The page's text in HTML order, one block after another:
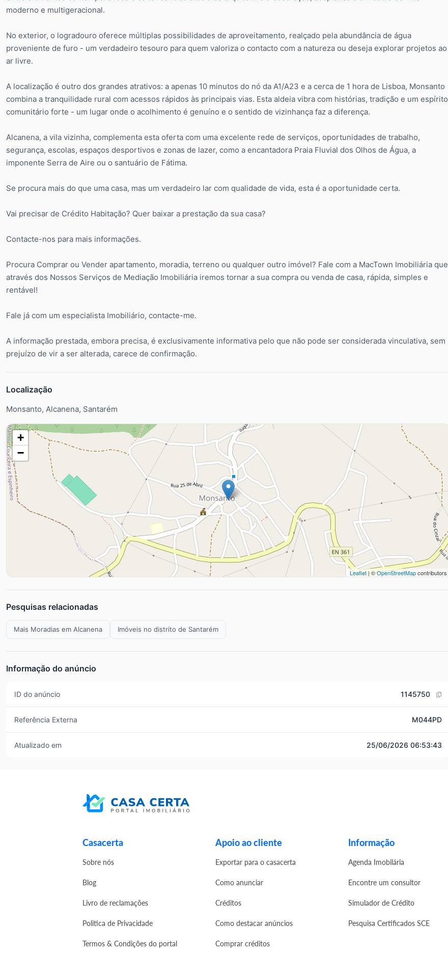
moderno e multigeracional.
No exterior, o logradouro oferece múltiplas possibilidades de aproveitamento, realçado pela abundância de água
proveniente de furo - um verdadeiro tesouro para quem valoriza o contacto com a natureza ou deseja explorar projetos ao
ar livre.
A localização é outro dos grandes atrativos: a apenas 10 minutos do nó da A1/A23 e a cerca de 1 hora de Lisboa, Monsanto
combina a tranquilidade rural com acessos rápidos às principais vias. Esta aldeia vibra com histórias, tradição e um espírito
comunitário forte - um lugar onde o acolhimento é genuíno e o sentido de vizinhança faz a diferença.
Alcanena, a vila vizinha, complementa esta oferta com uma excelente rede de serviços, oportunidades de trabalho,
segurança, escolas, espaços desportivos e zonas de lazer, como a encantadora Praia Fluvial dos Olhos de Água, a
imponente Serra de Aire ou o santuário de Fátima.
Se procura mais do que uma casa, mas um verdadeiro lar com qualidade de vida, esta é a oportunidade certa.
Vai precisar de Crédito Habitação? Quer baixar a prestação da sua casa?
Contacte-nos para mais informações.
Procura Comprar ou Vender apartamento, moradia, terreno ou qualquer outro imóvel? Fale com a MacTown Imobiliária que
através dos Nossos Serviços de Mediação Imobiliária iremos tornar a sua compra ou venda de casa, rápida, simples e
rentável!
Fale já com um especialista Imobiliário, contacte-me.
A informação prestada, embora precisa, é exclusivamente informativa pelo que não pode ser considerada vinculativa, sem
prejuízo de vir a ser alterada, carece de confirmação.
Localização
Monsanto, Alcanena, Santarém
+
−
Leaflet| ©OpenStreetMapcontributors
Pesquisas relacionadas
Mais Moradias em Alcanena Imóveis no distrito de Santarém
Informação do anúncio
ID do anúncio 1145750
Referência Externa M044PD
Atualizado em 25/06/2026 06:53:43
Casacerta
Sobre nós
Blog
Livro de reclamações
Politica de Privacidade
Termos & Condições do portal
Apoio ao cliente
Exportar para o casacerta
Como anunciar
Créditos
Como destacar anúncios
Comprar créditos
Informação
Agenda Imobilária
Encontre um consultor
Simulador de Crédito
Pesquisa Certificados SCE